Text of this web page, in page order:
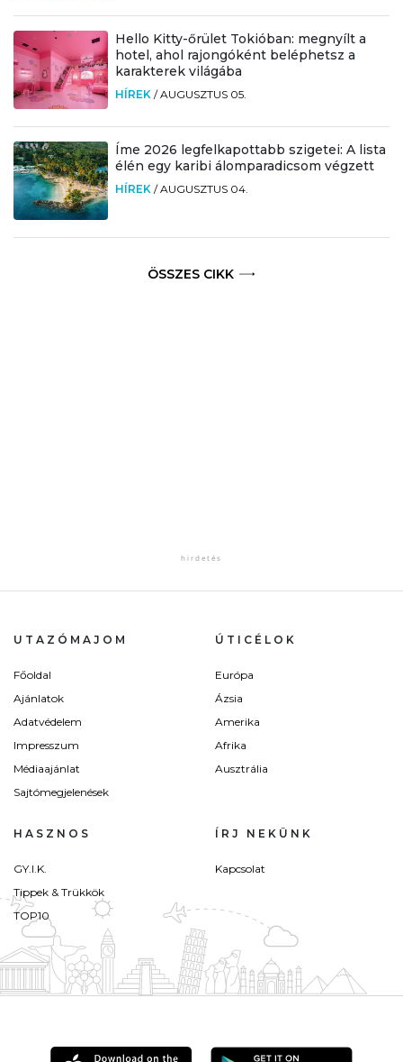
Hello Kitty-őrület Tokióban: megnyílt a
hotel, ahol rajongóként beléphetsz a
karakterek világába
HÍREK /AUGUSZTUS 05.
Íme 2026 legfelkapottabb szigetei: A lista
élén egy karibi álomparadicsom végzett
HÍREK /AUGUSZTUS 04.
ÖSSZES CIKK
UTAZÓMAJOM
Főoldal
Ajánlatok
Adatvédelem
Impresszum
Médiaajánlat
Sajtómegjelenések
ÚTICÉLOK
Európa
Ázsia
Amerika
Afrika
Ausztrália
HASZNOS
GY.I.K.
Tippek & Trükkök
TOP10
ÍRJ NEKÜNK
Kapcsolat